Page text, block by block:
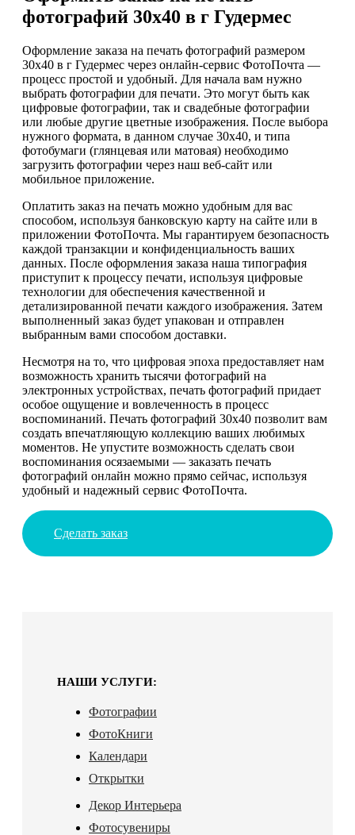
фотографий 30х40 в г Гудермес
Оформление заказа на печать фотографий размером
30х40 в г Гудермес через онлайн-сервис ФотоПочта —
процесс простой и удобный. Для начала вам нужно
выбрать фотографии для печати. Это могут быть как
цифровые фотографии, так и свадебные фотографии
или любые другие цветные изображения. После выбора
нужного формата, в данном случае 30х40, и типа
фотобумаги (глянцевая или матовая) необходимо
загрузить фотографии через наш веб-сайт или
мобильное приложение.
Оплатить заказ на печать можно удобным для вас
способом, используя банковскую карту на сайте или в
приложении ФотоПочта. Мы гарантируем безопасность
каждой транзакции и конфиденциальность ваших
данных. После оформления заказа наша типография
приступит к процессу печати, используя цифровые
технологии для обеспечения качественной и
детализированной печати каждого изображения. Затем
выполненный заказ будет упакован и отправлен
выбранным вами способом доставки.
Несмотря на то, что цифровая эпоха предоставляет нам
возможность хранить тысячи фотографий на
электронных устройствах, печать фотографий придает
особое ощущение и вовлеченность в процесс
воспоминаний. Печать фотографий 30х40 позволит вам
создать впечатляющую коллекцию ваших любимых
моментов. Не упустите возможность сделать свои
воспоминания осязаемыми — заказать печать
фотографий онлайн можно прямо сейчас, используя
удобный и надежный сервис ФотоПочта.
Сделать заказ
НАШИ УСЛУГИ:
Фотографии
ФотоКниги
Календари
Открытки
Декор Интерьера
Фотосувениры